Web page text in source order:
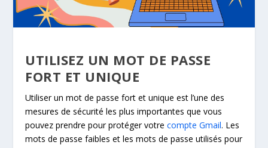
UTILISEZ UN MOT DE PASSE
FORT ET UNIQUE
Utiliser un mot de passe fort et unique est l’une des
mesures de sécurité les plus importantes que vous
pouvez prendre pour protéger votrecompte Gmail. Les
mots de passe faibles et les mots de passe utilisés pour